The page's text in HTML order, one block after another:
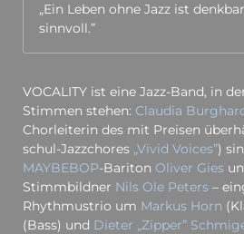
„Ein Leben ohne Jazz ist
sinnvoll.”
VOCALITY ist eine Jazz-Band, in
Stimmen stehen: Claudia
Chorleiterin des mit Preisen
schul-Jazz­chores „Vivid Voices”)
MAYBEBOP-Bariton Oliver Gies
Stimmbildner Nils Ole Peters–
Rhythmustrio um Markus Horn
(Bass) und Dieter „Zipper”